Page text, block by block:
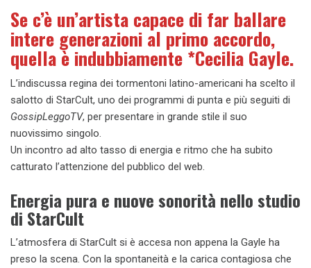
Se c’è un’artista capace di far ballare
intere generazioni al primo accordo,
quella è indubbiamente *Cecilia Gayle.
L’indiscussa regina dei tormentoni latino-americani ha scelto il
salotto di StarCult, uno dei programmi di punta e più seguiti di
GossipLeggoTV, per presentare in grande stile il suo
nuovissimo singolo.
Un incontro ad alto tasso di energia e ritmo che ha subito
catturato l’attenzione del pubblico del web.
Energia pura e nuove sonorità nello studio
di StarCult
L’atmosfera di StarCult si è accesa non appena la Gayle ha
preso la scena. Con la spontaneità e la carica contagiosa che